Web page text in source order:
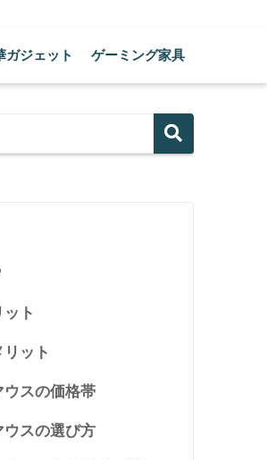
ガジェット ゲーミング家具
ト
ット
スの価格帯
スの選び方